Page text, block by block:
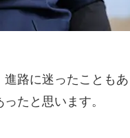
路に迷ったことも
たと思います。